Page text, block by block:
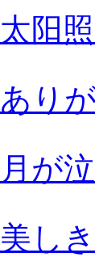
太阳
あり
月が
美し